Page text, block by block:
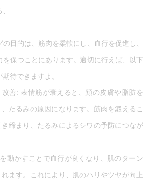
目的は、筋肉を柔軟にし、血行を促進し、
を保つことにあります。適切に行えば、以下
待できますよ。
改善: 表情筋が衰えると、顔の皮膚や脂肪を
たるみの原因になります。筋肉を鍛えるこ
き締まり、たるみによるシワの予防につなが
動かすことで血行が良くなり、肌のターン
ます。これにより、肌のハリやツヤが向上